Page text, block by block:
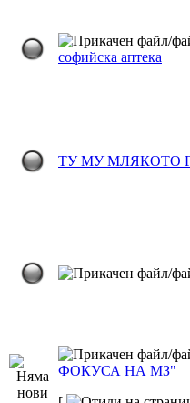
софийска аптека
ТУ МУ МЛЯКОТО
ФОКУСА НА МЗ"